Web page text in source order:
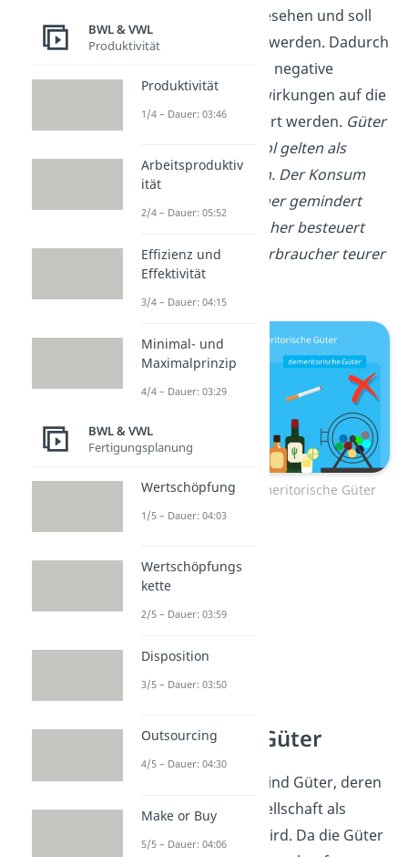
wird als zu hoch angesehen und soll
daher eingeschränkt werden. Dadurch
sollen unter anderem negative
gesundheitliche Auswirkungen auf die
Gesellschaft gemindert werden. Güter
wie Tabak und Alkohol gelten als
gesundheitsschädlich. Der Konsum
der Produkte soll daher gemindert
werden, indem sie höher besteuert
und damit für den Verbraucher teurer
werden.
Meritorische und demeritorische Güter
Meritorische Güter
Meritorische Güter
sind Güter, deren
Konsum von der Gesellschaft als
sinnvoll angesehen wird. Da die Güter
BWL & VWL
Produktivität
Produktivität
1/4 – Dauer: 03:46
Arbeitsproduktiv
ität
2/4 – Dauer: 05:52
Effizienz und
Effektivität
3/4 – Dauer: 04:15
Minimal- und
Maximalprinzip
4/4 – Dauer: 03:29
BWL & VWL
Fertigungsplanung
Wertschöpfung
1/5 – Dauer: 04:03
Wertschöpfungs
kette
2/5 – Dauer: 03:59
Disposition
3/5 – Dauer: 03:50
Outsourcing
4/5 – Dauer: 04:30
Make or Buy
5/5 – Dauer: 04:06